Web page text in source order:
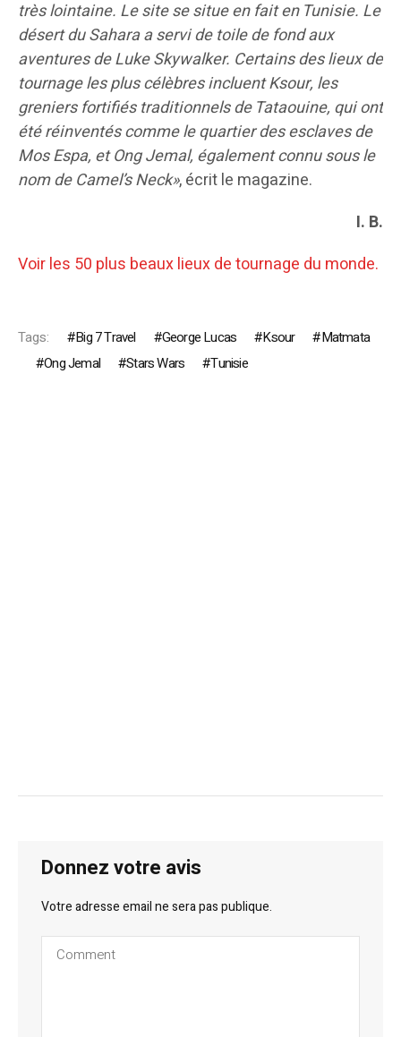
très lointaine. Le site se situe en fait en Tunisie. Le
désert du Sahara a servi de toile de fond aux
aventures de Luke Skywalker. Certains des lieux de
tournage les plus célèbres incluent Ksour, les
greniers fortifiés traditionnels de Tataouine, qui ont
été réinventés comme le quartier des esclaves de
Mos Espa, et Ong Jemal, également connu sous le
nom de Camel’s Neck», écrit le magazine.
I. B.
Voir les 50 plus beaux lieux de tournage du monde.
Tags: Big 7 Travel George Lucas Ksour
Matmata
Ong Jemal
Stars Wars Tunisie
Donnez votre avis
Votre adresse email ne sera pas publique.